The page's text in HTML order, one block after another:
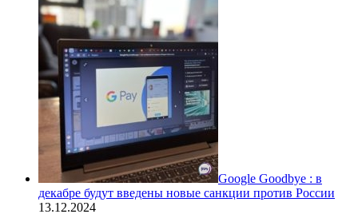
Google Goodbye : в
декабре будут введены новые санкции против России
13.12.2024